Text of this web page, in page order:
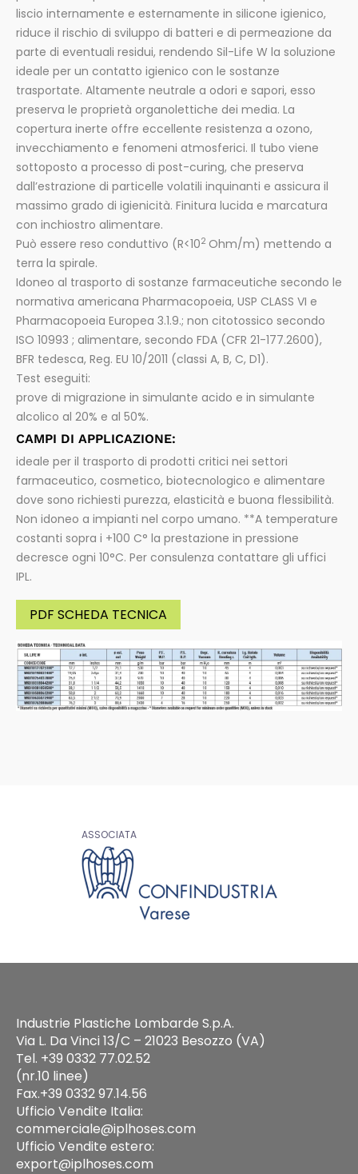
liscio internamente e esternamente in silicone igienico,
riduce il rischio di sviluppo di batteri e di permeazione da
parte di eventuali residui, rendendo Sil-Life W la soluzione
ideale per un contatto igienico con le sostanze
trasportate. Altamente neutrale a odori e sapori, esso
preserva le proprietà organolettiche dei media. La
copertura inerte offre eccellente resistenza a ozono,
invecchiamento e fenomeni atmosferici. Il tubo viene
sottoposto a processo di post-curing, che preserva
dall’estrazione di particelle volatili inquinanti e assicura il
massimo grado di igienicità. Finitura lucida e marcatura
con inchiostro alimentare.
Può essere reso conduttivo (R<102 Ohm/m) mettendo a
terra la spirale.
Idoneo al trasporto di sostanze farmaceutiche secondo le
normativa americana Pharmacopoeia, USP CLASS VI e
Pharmacopoeia Europea 3.1.9.; non citotossico secondo
ISO 10993 ; alimentare, secondo FDA (CFR 21-177.2600),
BFR tedesca, Reg. EU 10/2011 (classi A, B, C, D1).
Test eseguiti:
prove di migrazione in simulante acido e in simulante
alcolico al 20% e al 50%.
CAMPI DI APPLICAZIONE:
ideale per il trasporto di prodotti critici nei settori
farmaceutico, cosmetico, biotecnologico e alimentare
dove sono richiesti purezza, elasticità e buona flessibilità.
Non idoneo a impianti nel corpo umano. **A temperature
costanti sopra i +100 C° la prestazione in pressione
decresce ogni 10°C. Per consulenza contattare gli uffici
IPL.
PDF SCHEDA TECNICA
ASSOCIATA
Industrie Plastiche Lombarde S.p.A.
Via L. Da Vinci 13/C – 21023 Besozzo (VA)
Tel. +39 0332 77.02.52
(nr.10 linee)
Fax.+39 0332 97.14.56
Ufficio Vendite Italia:
commerciale@iplhoses.com
Ufficio Vendite estero:
export@iplhoses.com